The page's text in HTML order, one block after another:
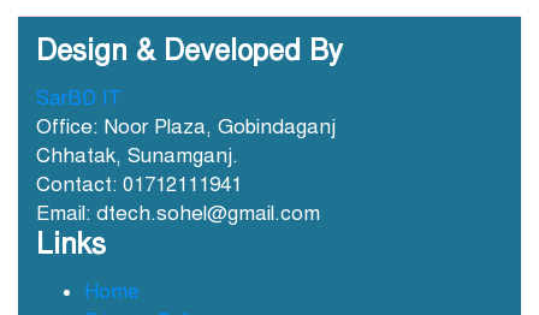
গ্রেফতার
ছাতক সিমেন্ট কারখানার মাটি
Design & Developed By
SarBD IT
Office: Noor Plaza, Gobindaganj
Chhatak, Sunamganj.
Contact: 01712111941
Email: dtech.sohel@gmail.com
Links
Home